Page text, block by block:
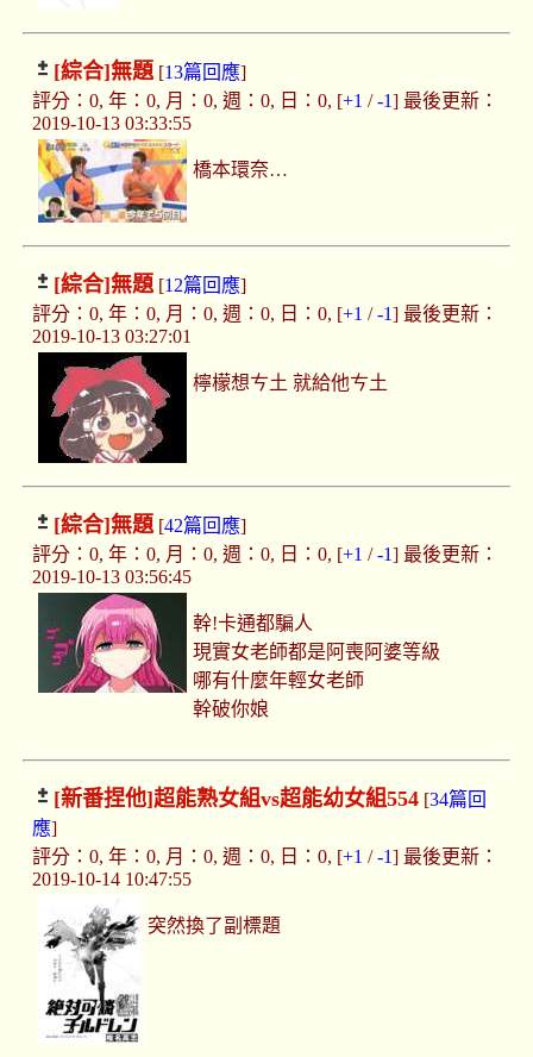
[綜合]無題[13篇回應]
評分：0, 年：0, 月：0, 週：0, 日：0, [+1 /-1] 最後更新：
2019-10-13 03:33:55
橋本環奈…
[綜合]無題[12篇回應]
評分：0, 年：0, 月：0, 週：0, 日：0, [+1 /-1] 最後更新：
2019-10-13 03:27:01
檸檬想ㄘ土 就給他ㄘ土
[綜合]無題[42篇回應]
評分：0, 年：0, 月：0, 週：0, 日：0, [+1 /-1] 最後更新：
2019-10-13 03:56:45
幹!卡通都騙人
現實女老師都是阿喪阿婆等級
哪有什麼年輕女老師
幹破你娘
[新番捏他]超能熟女組vs超能幼女組554[34篇回
應]
評分：0, 年：0, 月：0, 週：0, 日：0, [+1 /-1] 最後更新：
2019-10-14 10:47:55
突然換了副標題